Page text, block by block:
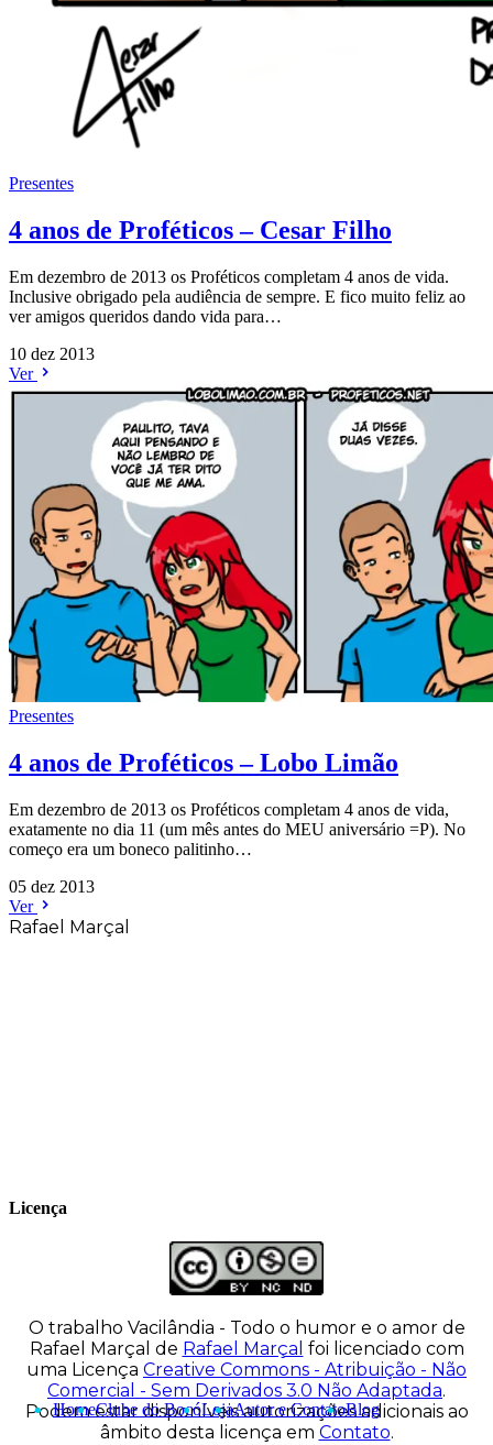
Presentes
4 anos de Proféticos – Cesar Filho
Em dezembro de 2013 os Proféticos completam 4 anos de vida.
Inclusive obrigado pela audiência de sempre. E fico muito feliz ao
ver amigos queridos dando vida para…
10 dez 2013
Ver
Presentes
4 anos de Proféticos – Lobo Limão
Em dezembro de 2013 os Proféticos completam 4 anos de vida,
exatamente no dia 11 (um mês antes do MEU aniversário =P). No
começo era um boneco palitinho…
05 dez 2013
Ver
Rafael Marçal
Licença
O trabalho Vacilândia - Todo o humor e o amor de
Rafael Marçal de Rafael Marçal foi licenciado com
uma Licença Creative Commons - Atribuição - Não
Comercial - Sem Derivados 3.0 Não Adaptada.
Podem estar disponíveis autorizações adicionais ao
âmbito desta licença em Contato.
HomeClube do BocóLojaAutor e ContatoBlog